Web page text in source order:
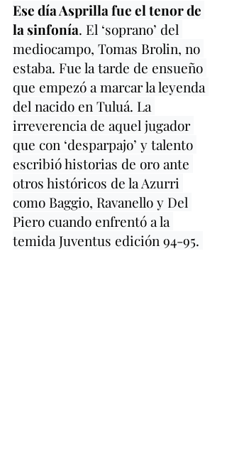
Ese día Asprilla fue el tenor de
la sinfonía. El ‘soprano’ del
mediocampo, Tomas Brolin, no
estaba. Fue la tarde de ensueño
que empezó a marcar la leyenda
del nacido en Tuluá. La
irreverencia de aquel jugador
que con ‘desparpajo’ y talento
escribió historias de oro ante
otros históricos de la Azurri
como Baggio, Ravanello y Del
Piero cuando enfrentó a la
temida Juventus edición 94-95.